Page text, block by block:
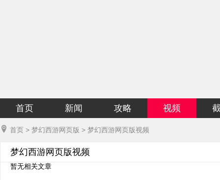
首页 新闻 攻略 视频
首页 > 梦幻西游网页版 > 梦幻西游网页版视频
梦幻西游网页版视频
暂无相关文章